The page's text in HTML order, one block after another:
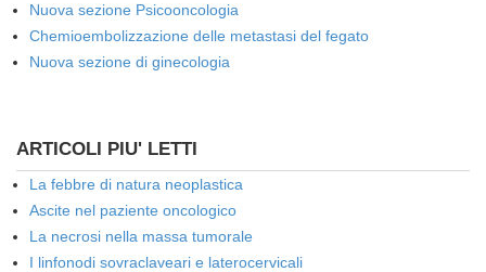
Nuova sezione Psicooncologia
Chemioembolizzazione delle metastasi del fegato
Nuova sezione di ginecologia
ARTICOLI PIU' LETTI
La febbre di natura neoplastica
Ascite nel paziente oncologico
La necrosi nella massa tumorale
I linfonodi sovraclaveari e laterocervicali